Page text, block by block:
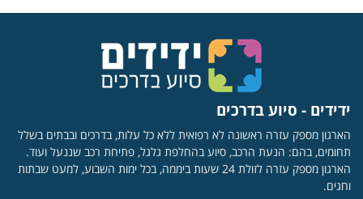
ידידים - סיוע בדרכים
הארגון מספק עזרה ראשונה לא רפואית ללא כל עלות, בדרכים ובבתים בשלל
תחומים, בהם: הנעת הרכב, סיוע בהחלפת גלגל, פתיחת רכב שננעל ועוד.
הארגון מספק עזרה לזולת 24 שעות ביממה, בכל ימות השבוע, למעט שבתות
וחגים.